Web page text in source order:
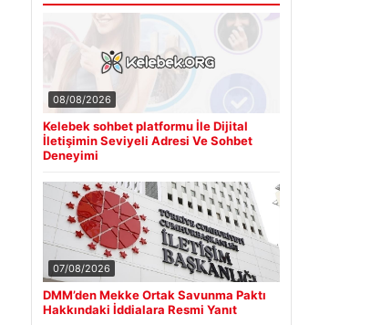
08/08/2026
Kelebek sohbet platformu İle Dijital
İletişimin Seviyeli Adresi Ve Sohbet
Deneyimi
07/08/2026
DMM’den Mekke Ortak Savunma Paktı
Hakkındaki İddialara Resmi Yanıt